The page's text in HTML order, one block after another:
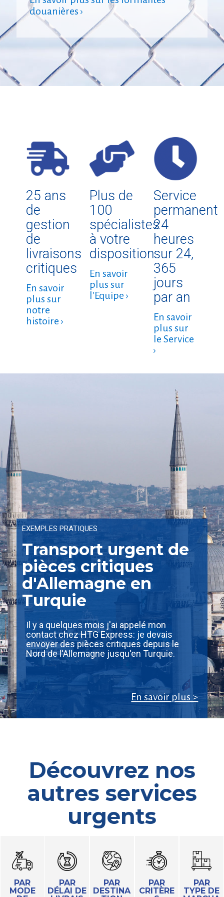
douanières ›
25 ans
de
gestion
de
livraisons
critiques
En savoir
plus sur
notre
histoire ›
Plus de
100
spécialistes
à votre
disposition
En savoir
plus sur
l'Equipe ›
Service
permanent
24
heures
sur 24,
365
jours
par an
En savoir
plus sur
le Service
›
EXEMPLES PRATIQUES
Transport urgent de
pièces critiques
d'Allemagne en
Turquie
Il y a quelques mois j'ai appelé mon
contact chez HTG Express: je devais
envoyer des pièces critiques depuis le
Nord de l'Allemagne jusqu'en Turquie.
En savoir plus >
Découvrez nos
autres services
urgents
PAR
MODE
PAR
DÉLAI DE
PAR
DESTINA
PAR
CRITÈRE
PAR
TYPE DE